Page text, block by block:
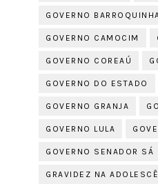
GOVERNO
GOVERNO CAMOCIM
GOVERNO COREAÚ
GOVERNO DO ESTADO
GOVERNO GRANJA
GOVERNO LULA
GOVERNO SENADOR SÁ
GRAVIDEZ NA